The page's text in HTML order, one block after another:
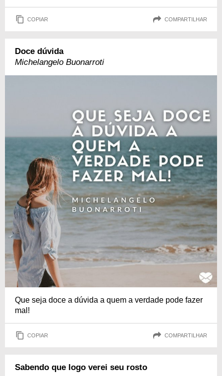
COPIAR COMPARTILHAR
Doce dúvida
Michelangelo Buonarroti
Que seja doce a dúvida a quem a verdade pode fazer
mal!
COPIAR COMPARTILHAR
Sabendo que logo verei seu rosto